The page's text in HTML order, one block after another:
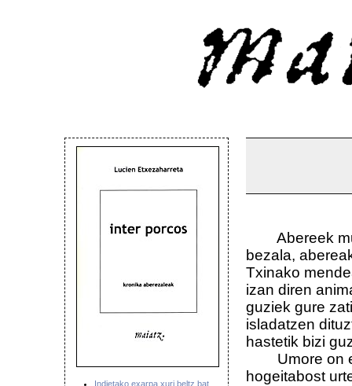
Indietako exarpa xuri beltz bat
Abereek
bezala,
Txinako
izan diren
guziek gure
isladatzen
hastetik bizi
Umore on
hogeitabost